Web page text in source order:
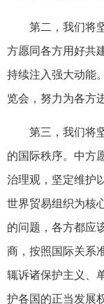
第二，我们将
方愿同各方用好共
持续注入强大动能
览会，努力为各方
第三，我们将
的国际秩序。中方
治理观，坚定维护
世界贸易组织为核
的问题，各方都应
商，按照国际关系
辄诉诸保护主义、
护各国的正当发展